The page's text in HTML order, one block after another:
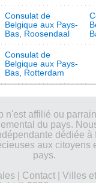
Consulat de
Belgique aux Pays-
Bas, Roosendaal
Consulat de
Belgique aux Pays-
Bas, Rotterdam
n'est affilié ou
du pays.
dédiée à
aux citoyens
pays.
| Contact| Villes